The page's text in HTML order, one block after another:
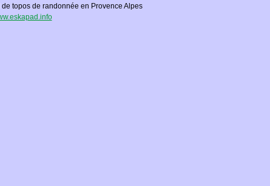
de topos de randonnée en Provence Alpes